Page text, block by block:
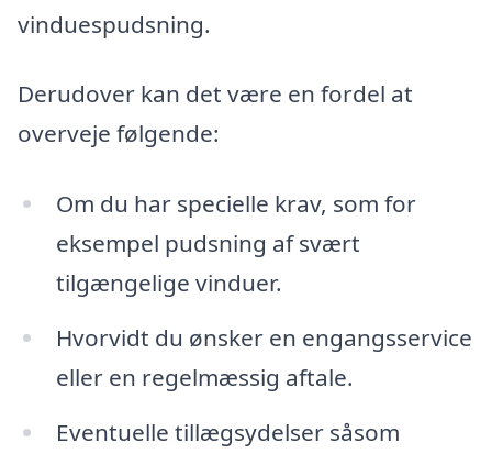
vinduespudsning.
Derudover kan det være en fordel at
overveje følgende:
Om du har specielle krav, som for
eksempel pudsning af svært
tilgængelige vinduer.
Hvorvidt du ønsker en engangsservice
eller en regelmæssig aftale.
Eventuelle tillægsydelser såsom